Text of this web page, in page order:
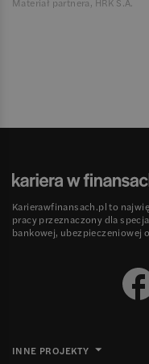
Karierawfinansach.pl to
pracy przeznaczony dla
bankowej, ubezpieczeniowej
INNE PROJEKTY